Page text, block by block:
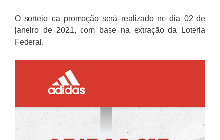
O sorteio da promoção será realizado no dia 02 de
janeiro de 2021, com base na extração da Loteria
Federal.